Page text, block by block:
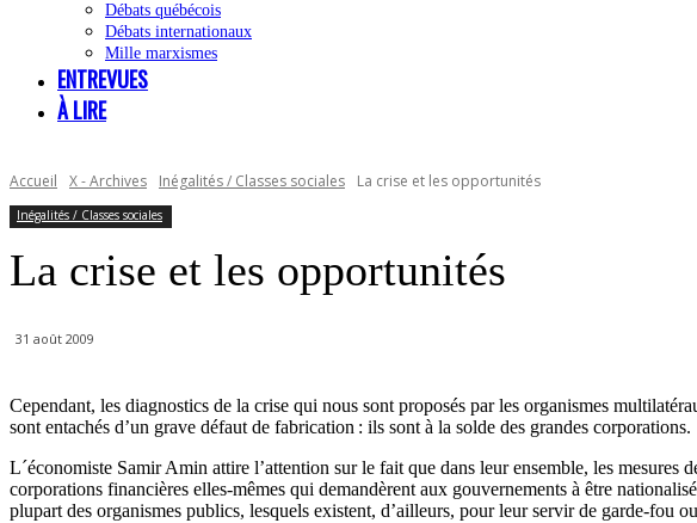
Débats québécois
Débats internationaux
Mille marxismes
ENTREVUES
À LIRE
Accueil X - Archives Inégalités / Classes sociales La crise et les opportunités
Inégalités / Classes sociales
La crise et les opportunités
31 août 2009
Cependant, les diagnostics de la crise qui nous sont proposés par les organismes
sont entachés d’un grave défaut de fabrication : ils sont à la solde des grandes corporations.
L´économiste Samir Amin attire l’attention sur le fait que dans leur ensemble, les
corporations financières elles-mêmes qui demandèrent aux gouvernements à être
plupart des organismes publics, lesquels existent, d’ailleurs, pour leur servir de garde-fou